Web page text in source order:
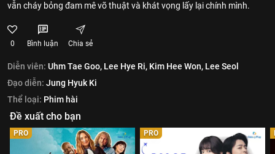
vẫn cháy bỏng đam mê võ thuật và khát vọng lấy lại chính mình.
0 Bình luận Chia sẻ
Diễn viên: Uhm Tae Goo, Lee Hye Ri, Kim Hee Won, Lee Seol
Đạo diễn: Jung Hyuk Ki
Thể loại: Phim hài
Đề xuất cho bạn
PRO PRO